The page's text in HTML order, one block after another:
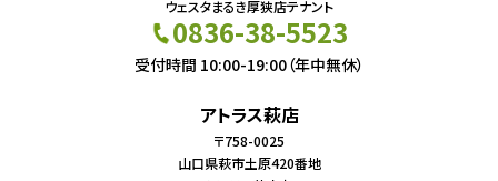
ウェスタまるき厚狭店テナント
0836-38-5523
受付時間 10:00-19:00（年中無休）
アトラス萩店
〒758-0025
山口県萩市土原420番地